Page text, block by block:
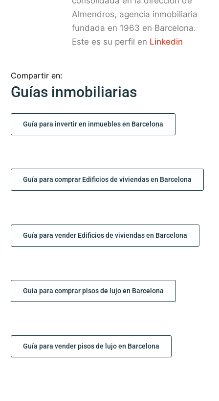
Almendros, agencia inmobiliaria
fundada en 1963 en Barcelona.
Este es su perfil en Linkedin
Compartir en:
Guías inmobiliarias
Guía para invertir en inmuebles en Barcelona
Guía para comprar Edificios de viviendas en Barcelona
Guía para vender Edificios de viviendas en Barcelona
Guía para comprar pisos de lujo en Barcelona
Guía para vender pisos de lujo en Barcelona